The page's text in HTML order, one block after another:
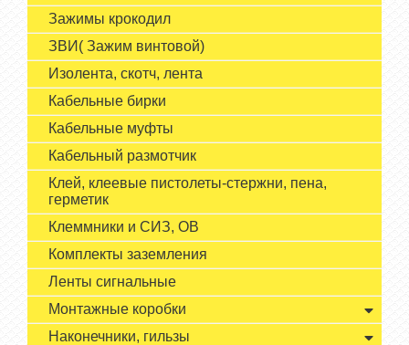
Зажимы крокодил
ЗВИ( Зажим винтовой)
Изолента, скотч, лента
Кабельные бирки
Кабельные муфты
Кабельный размотчик
Клей, клеевые пистолеты-стержни, пена,
герметик
Клеммники и СИЗ, ОВ
Комплекты заземления
Ленты сигнальные
Монтажные коробки
Наконечники, гильзы